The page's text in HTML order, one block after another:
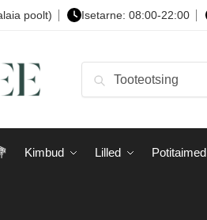
poolt) Isetarne: 08:00-22:00
Otsi
Kimbud Lilled Potitaimed